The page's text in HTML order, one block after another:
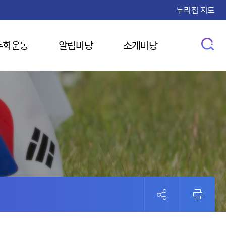
누리집 지도
운동 알림마당 소개마당